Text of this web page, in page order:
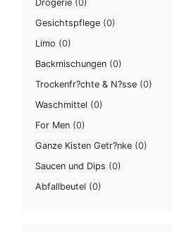
Drogerie (0)
Gesichtspflege (0)
Limo (0)
Backmischungen (0)
Trockenfr?chte & N?sse (0)
Waschmittel (0)
For Men (0)
Ganze Kisten Getr?nke (0)
Saucen und Dips (0)
Abfallbeutel (0)